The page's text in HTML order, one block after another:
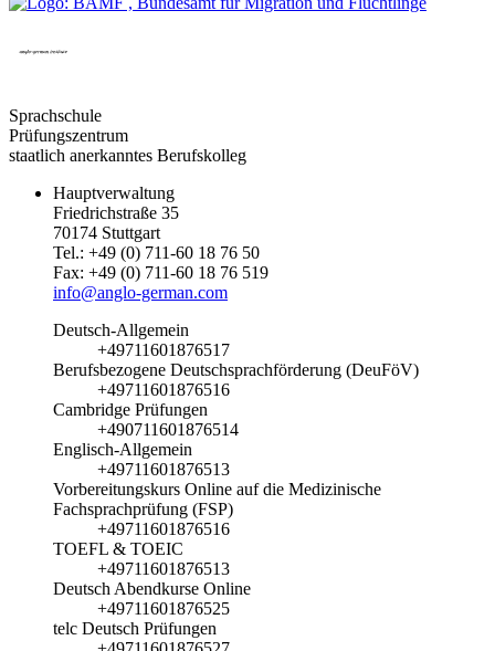
Sprachschule
Prüfungszentrum
staatlich anerkanntes Berufskolleg
Hauptverwaltung
Friedrichstraße 35
70174 Stuttgart
Tel.: +49 (0) 711-60 18 76 50
Fax: +49 (0) 711-60 18 76 519
info@anglo-german.com
Deutsch-Allgemein
+49711601876517
Berufsbezogene Deutschsprachförderung (DeuFöV)
+49711601876516
Cambridge Prüfungen
+490711601876514
Englisch-Allgemein
+49711601876513
Vorbereitungskurs Online auf die Medizinische
Fachsprachprüfung (FSP)
+49711601876516
TOEFL & TOEIC
+49711601876513
Deutsch Abendkurse Online
+49711601876525
telc Deutsch Prüfungen